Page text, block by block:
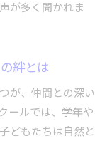
が多く聞かれま
絆とは
が、仲間との深い
ールでは、学年や
どもたちは自然と